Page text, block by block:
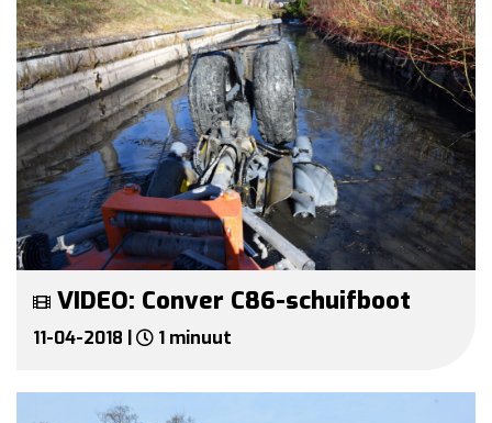
VIDEO: Conver C86-schuifboot
11-04-2018 | 1 minuut